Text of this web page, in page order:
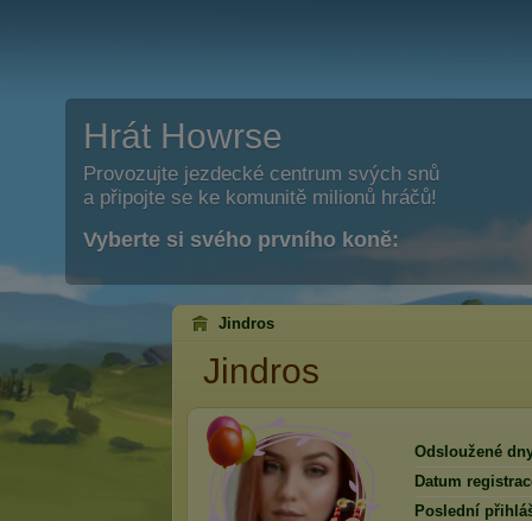
Hrát Howrse
Provozujte jezdecké centrum svých snů
a připojte se ke komunitě milionů hráčů!
Vyberte si svého prvního koně:
Jindros
Jindros
Odsloužené
Datum
Poslední